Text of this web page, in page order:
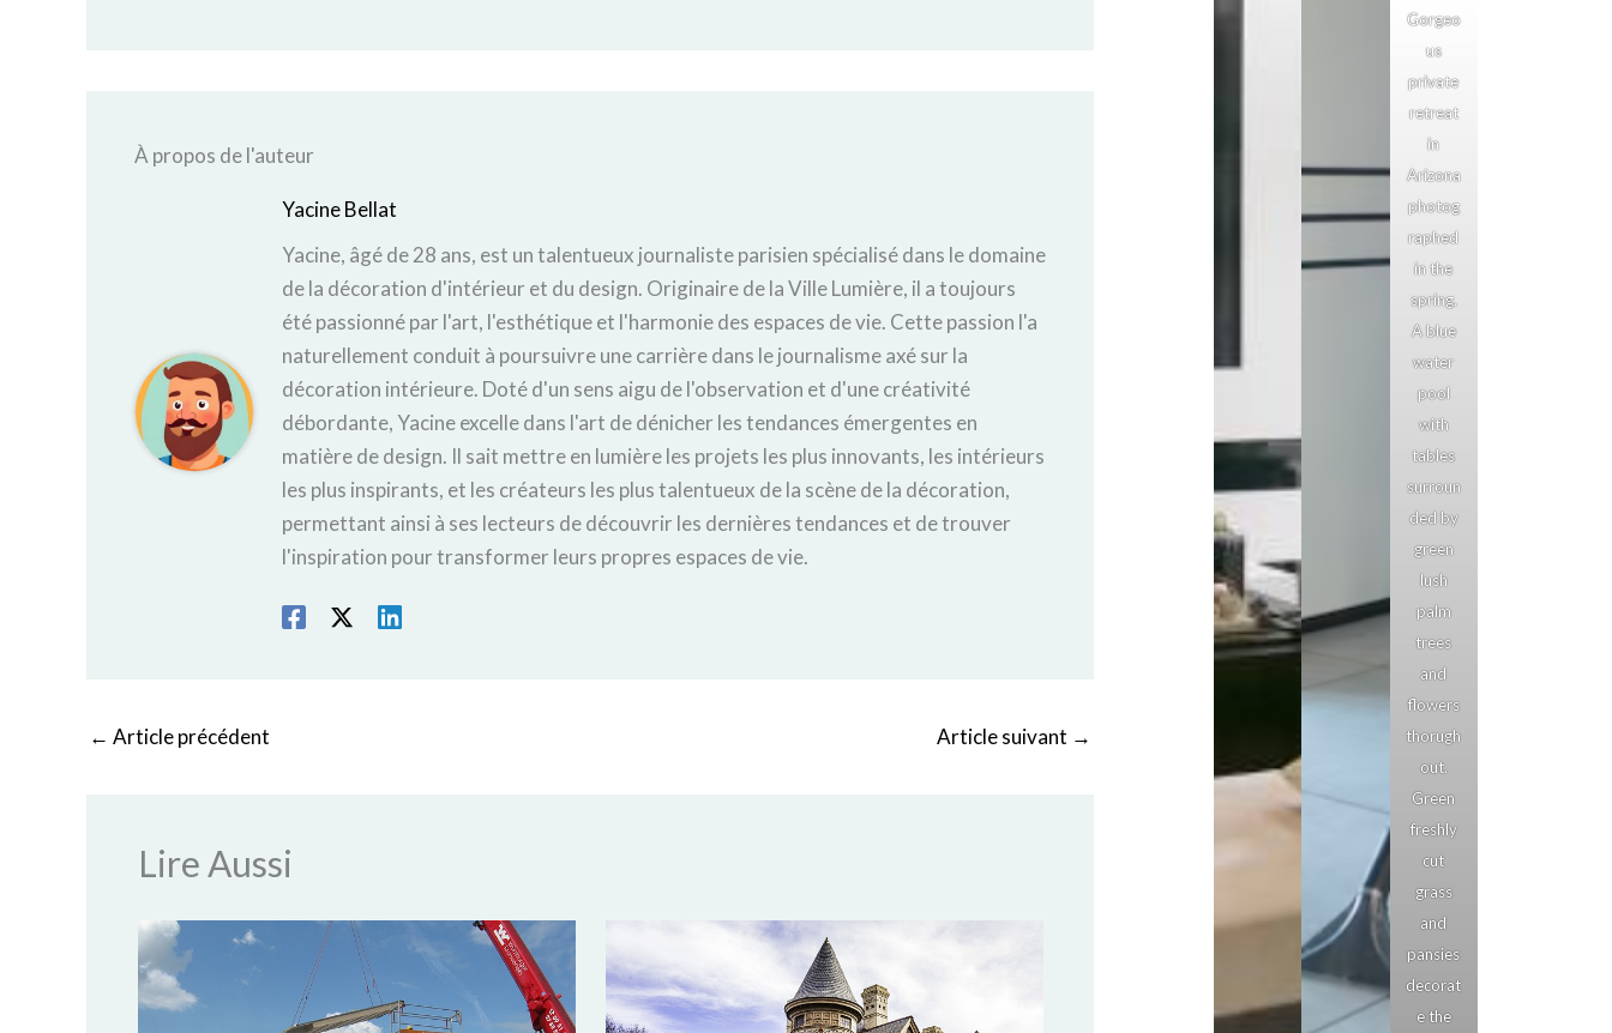
À propos de l'auteur
Yacine Bellat
Yacine, âgé de 28 ans, est un talentueux journaliste parisien spécialisé dans le domaine
de la décoration d'intérieur et du design. Originaire de la Ville Lumière, il a toujours
été passionné par l'art, l'esthétique et l'harmonie des espaces de vie. Cette passion l'a
naturellement conduit à poursuivre une carrière dans le journalisme axé sur la
décoration intérieure. Doté d'un sens aigu de l'observation et d'une créativité
débordante, Yacine excelle dans l'art de dénicher les tendances émergentes en
matière de design. Il sait mettre en lumière les projets les plus innovants, les intérieurs
les plus inspirants, et les créateurs les plus talentueux de la scène de la décoration,
permettant ainsi à ses lecteurs de découvrir les dernières tendances et de trouver
l'inspiration pour transformer leurs propres espaces de vie.
← Article précédent Article suivant →
Lire Aussi
Gorgeo
us
private
retreat
in
Arizona
photog
raphed
in the
spring.
A blue
water
pool
with
tables
surroun
ded by
green
lush
palm
trees
and
flowers
thorugh
out.
Green
freshly
cut
grass
and
pansies
decorat
e the